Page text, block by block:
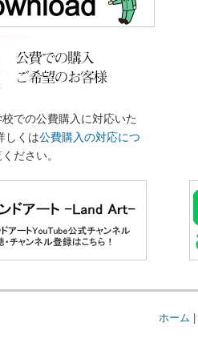
での公費購入に対応いた
しくは公費購入の対応につ
ださい。
ホーム |